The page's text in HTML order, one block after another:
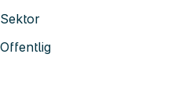
Sektor
Offentlig